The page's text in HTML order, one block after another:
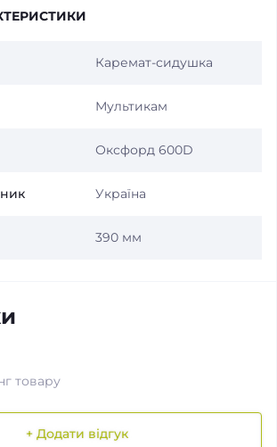
Каремат-сидушка
Мультикам
Оксфорд 600D
Україна
390 мм
товару
+ Додати відгук